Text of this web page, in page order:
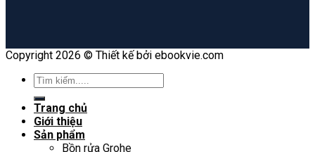
Copyright 2026 © Thiết kế bởi ebookvie.com
Search
for:
Trang chủ
Giới thiệu
Sản phẩm
Bồn rửa Grohe